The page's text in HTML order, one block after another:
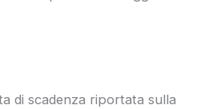
di scadenza riportata sulla